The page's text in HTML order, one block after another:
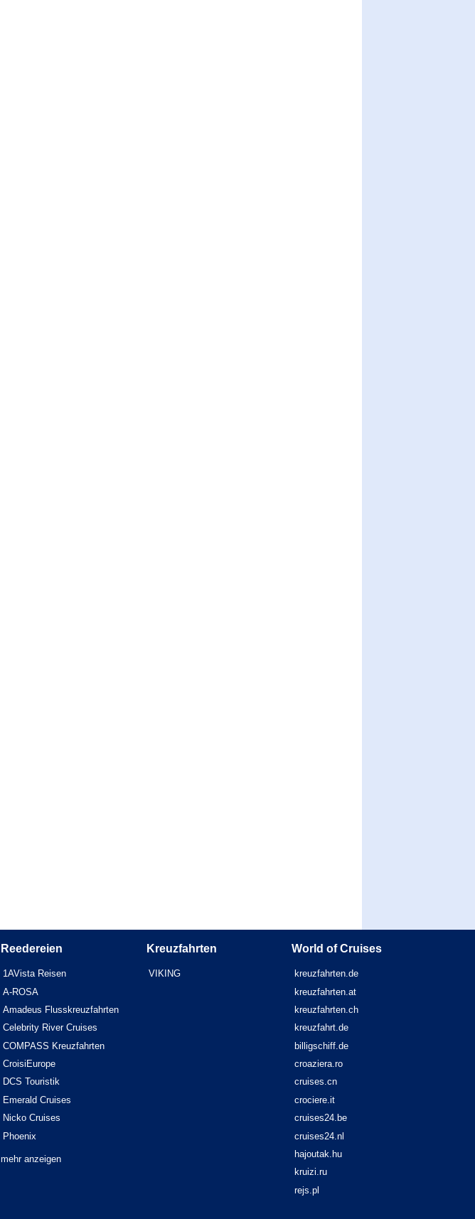
Reedereien
1AVista Reisen
A-ROSA
Amadeus Flusskreuzfahrten
Celebrity River Cruises
COMPASS Kreuzfahrten
CroisiEurope
DCS Touristik
Emerald Cruises
Nicko Cruises
Phoenix
mehr anzeigen
Kreuzfahrten
VIKING
World of Cruises
kreuzfahrten.de
kreuzfahrten.at
kreuzfahrten.ch
kreuzfahrt.de
billigschiff.de
croaziera.ro
cruises.cn
crociere.it
cruises24.be
cruises24.nl
hajoutak.hu
kruizi.ru
rejs.pl